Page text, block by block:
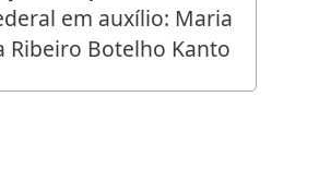
em auxílio: Maria
Ribeiro Botelho Kanto